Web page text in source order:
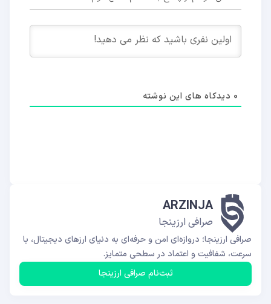
0 دیدکاه های این نوشته
ARZINJA
صرافی ارزینجا
صرافی ارزینجا؛ دروازه‌ای امن و حرفه‌ای به دنیای ارزهای دیجیتال، با
سرعت، شفافیت و اعتماد در سطحی متمایز.
ثبت‌نام صرافی ارزینجا